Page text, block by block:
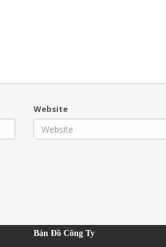
Website
Bản Đồ Công Ty